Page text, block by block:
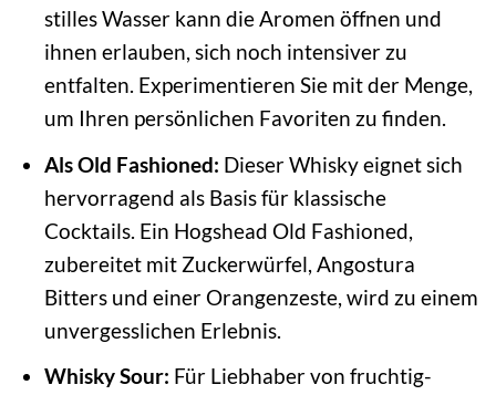
stilles Wasser kann die Aromen öffnen und
ihnen erlauben, sich noch intensiver zu
entfalten. Experimentieren Sie mit der Menge,
um Ihren persönlichen Favoriten zu finden.
Als Old Fashioned: Dieser Whisky eignet sich
hervorragend als Basis für klassische
Cocktails. Ein Hogshead Old Fashioned,
zubereitet mit Zuckerwürfel, Angostura
Bitters und einer Orangenzeste, wird zu einem
unvergesslichen Erlebnis.
Whisky Sour: Für Liebhaber von fruchtig-